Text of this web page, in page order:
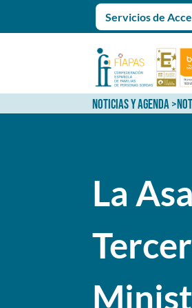
Servicios de
NOTICIAS Y AGENDA>
La